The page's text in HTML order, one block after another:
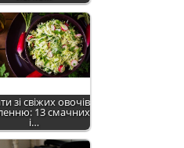
зі свіжих овочів
13 смачних
і…